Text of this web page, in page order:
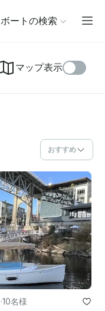
ボートの検索
マップ表示
おすすめ
·10名様